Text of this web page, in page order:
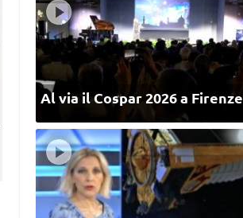
Al via il Cospar 2026 a Firenze